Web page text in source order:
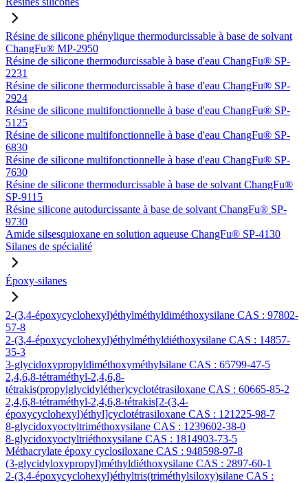
Résine de silicone phénylique thermodurcissable à base de solvant
ChangFu® MP-2950
Résine de silicone thermodurcissable à base d'eau ChangFu® SP-
2231
Résine de silicone thermodurcissable à base d'eau ChangFu® SP-
2924
Résine de silicone multifonctionnelle à base d'eau ChangFu® SP-
5125
Résine de silicone multifonctionnelle à base d'eau ChangFu® SP-
6830
Résine de silicone multifonctionnelle à base d'eau ChangFu® SP-
7630
Résine de silicone thermodurcissable à base de solvant ChangFu®
SP-9115
Résine silicone autodurcissante à base de solvant ChangFu® SP-
9730
Amide silsesquioxane en solution aqueuse ChangFu® SP-4130
Silanes de spécialité
Époxy-silanes
2-(3,4-époxycyclohexyl)éthylméthyldiméthoxysilane CAS : 97802-
57-8
2-(3,4-époxycyclohexyl)éthylméthyldiéthoxysilane CAS : 14857-
35-3
3-glycidoxypropyldiméthoxyméthylsilane CAS : 65799-47-5
2,4,6,8-tétraméthyl-2,4,6,8-
tétrakis(propylglycidyléther)cyclotétrasiloxane CAS : 60665-85-2
2,4,6,8-tétraméthyl-2,4,6,8-tétrakis[2-(3,4-
époxycyclohexyl)éthyl]cyclotétrasiloxane CAS : 121225-98-7
8-glycidoxyoctyltriméthoxysilane CAS : 1239602-38-0
8-glycidoxyoctyltriéthoxysilane CAS : 1814903-73-5
Méthacrylate époxy cyclosiloxane CAS : 948598-97-8
(3-glycidyloxypropyl)méthyldiéthoxysilane CAS : 2897-60-1
2-(3,4-époxycyclohexyl)éthyltris(triméthylsiloxy)silane CAS :